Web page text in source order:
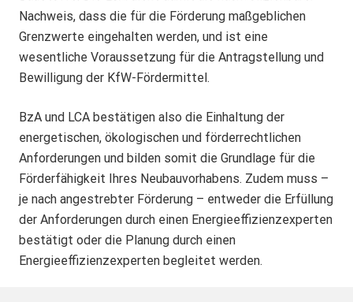
Nachweis, dass die für die Förderung maßgeblichen
Grenzwerte eingehalten werden, und ist eine
wesentliche Voraussetzung für die Antragstellung und
Bewilligung der KfW-Fördermittel.
BzA und LCA bestätigen also die Einhaltung der
energetischen, ökologischen und förderrechtlichen
Anforderungen und bilden somit die Grundlage für die
Förderfähigkeit Ihres Neubauvorhabens. Zudem muss –
je nach angestrebter Förderung – entweder die Erfüllung
der Anforderungen durch einen Energieeffizienzexperten
bestätigt oder die Planung durch einen
Energieeffizienzexperten begleitet werden.